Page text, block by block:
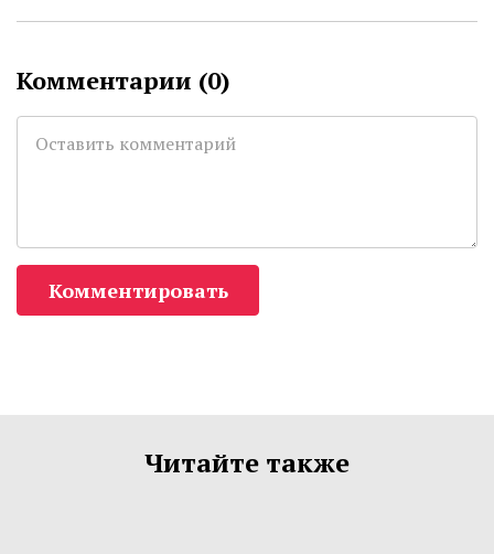
Комментарии (0)
Комментировать
Читайте также